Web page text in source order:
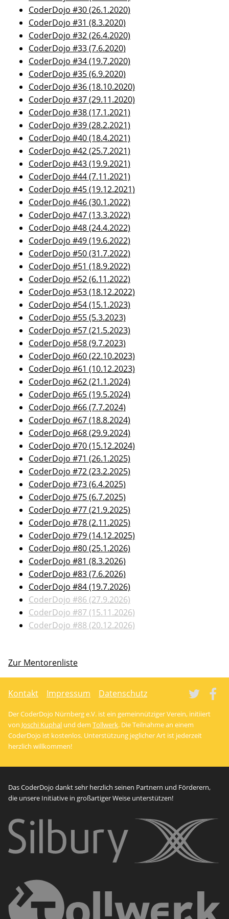
CoderDojo #30 (26.1.2020)
CoderDojo #31 (8.3.2020)
CoderDojo #32 (26.4.2020)
CoderDojo #33 (7.6.2020)
CoderDojo #34 (19.7.2020)
CoderDojo #35 (6.9.2020)
CoderDojo #36 (18.10.2020)
CoderDojo #37 (29.11.2020)
CoderDojo #38 (17.1.2021)
CoderDojo #39 (28.2.2021)
CoderDojo #40 (18.4.2021)
CoderDojo #42 (25.7.2021)
CoderDojo #43 (19.9.2021)
CoderDojo #44 (7.11.2021)
CoderDojo #45 (19.12.2021)
CoderDojo #46 (30.1.2022)
CoderDojo #47 (13.3.2022)
CoderDojo #48 (24.4.2022)
CoderDojo #49 (19.6.2022)
CoderDojo #50 (31.7.2022)
CoderDojo #51 (18.9.2022)
CoderDojo #52 (6.11.2022)
CoderDojo #53 (18.12.2022)
CoderDojo #54 (15.1.2023)
CoderDojo #55 (5.3.2023)
CoderDojo #57 (21.5.2023)
CoderDojo #58 (9.7.2023)
CoderDojo #60 (22.10.2023)
CoderDojo #61 (10.12.2023)
CoderDojo #62 (21.1.2024)
CoderDojo #65 (19.5.2024)
CoderDojo #66 (7.7.2024)
CoderDojo #67 (18.8.2024)
CoderDojo #68 (29.9.2024)
CoderDojo #70 (15.12.2024)
CoderDojo #71 (26.1.2025)
CoderDojo #72 (23.2.2025)
CoderDojo #73 (6.4.2025)
CoderDojo #75 (6.7.2025)
CoderDojo #77 (21.9.2025)
CoderDojo #78 (2.11.2025)
CoderDojo #79 (14.12.2025)
CoderDojo #80 (25.1.2026)
CoderDojo #81 (8.3.2026)
CoderDojo #83 (7.6.2026)
CoderDojo #84 (19.7.2026)
CoderDojo #86 (27.9.2026)
CoderDojo #87 (15.11.2026)
CoderDojo #88 (20.12.2026)
Zur Mentorenliste
Kontakt Impressum Datenschutz
Der CoderDojo Nürnberg e.V. ist ein gemeinnütziger Verein, initiiert
von Joschi Kuphal und dem Tollwerk. Die Teilnahme an einem
CoderDojo ist kostenlos. Unterstützung jeglicher Art ist jederzeit
herzlich willkommen!
Das CoderDojo dankt sehr herzlich seinen Partnern und Förderern,
die unsere Initiative in großartiger Weise unterstützen!